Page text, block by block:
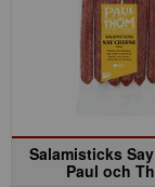
Salamisticks
Paul och